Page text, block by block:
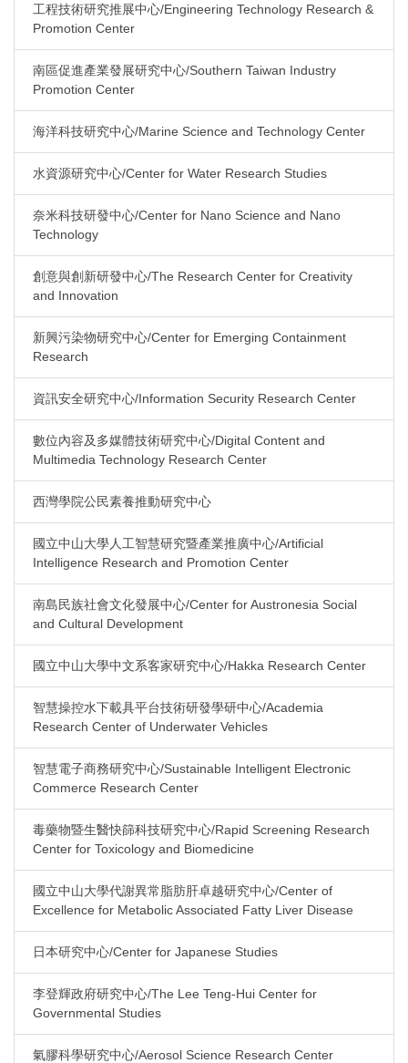
工程技術研究推展中心/Engineering Technology Research &
Promotion Center
南區促進產業發展研究中心/Southern Taiwan Industry
Promotion Center
海洋科技研究中心/Marine Science and Technology Center
水資源研究中心/Center for Water Research Studies
奈米科技研發中心/Center for Nano Science and Nano
Technology
創意與創新研發中心/The Research Center for Creativity
and Innovation
新興污染物研究中心/Center for Emerging Containment
Research
資訊安全研究中心/Information Security Research Center
數位內容及多媒體技術研究中心/Digital Content and
Multimedia Technology Research Center
西灣學院公民素養推動研究中心
國立中山大學人工智慧研究暨產業推廣中心/Artificial
Intelligence Research and Promotion Center
南島民族社會文化發展中心/Center for Austronesia Social
and Cultural Development
國立中山大學中文系客家研究中心/Hakka Research Center
智慧操控水下載具平台技術研發學研中心/Academia
Research Center of Underwater Vehicles
智慧電子商務研究中心/Sustainable Intelligent Electronic
Commerce Research Center
毒藥物暨生醫快篩科技研究中心/Rapid Screening Research
Center for Toxicology and Biomedicine
國立中山大學代謝異常脂肪肝卓越研究中心/Center of
Excellence for Metabolic Associated Fatty Liver Disease
日本研究中心/Center for Japanese Studies
李登輝政府研究中心/The Lee Teng-Hui Center for
Governmental Studies
氣膠科學研究中心/Aerosol Science Research Center